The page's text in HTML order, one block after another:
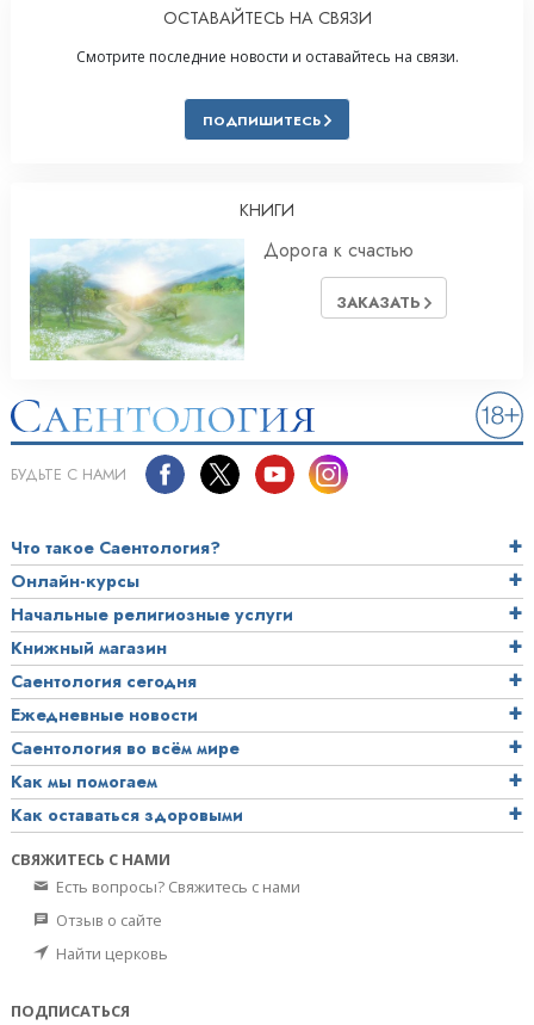
ОСТАВАЙТЕСЬ НА СВЯЗИ
Смотрите последние новости и оставайтесь на связи.
ПОДПИШИТЕСЬ
КНИГИ
Дорога к счастью
ЗАКАЗАТЬ
БУДЬТЕ С НАМИ
Что такое Саентология?
Онлайн-курсы
Начальные религиозные услуги
Книжный магазин
Саентология сегодня
Ежедневные новости
Саентология во всём мире
Как мы помогаем
Как оставаться здоровыми
СВЯЖИТЕСЬ С НАМИ
Есть вопросы? Свяжитесь с нами
Отзыв о сайте
Найти церковь
ПОДПИСАТЬСЯ